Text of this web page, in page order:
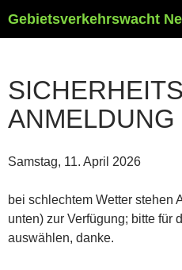
Inhalt
ANMELDUNG
Samstag, 11. April 2026
bei schlechtem Wetter stehen
unten) zur Verfügung; bitte für
auswählen, danke.